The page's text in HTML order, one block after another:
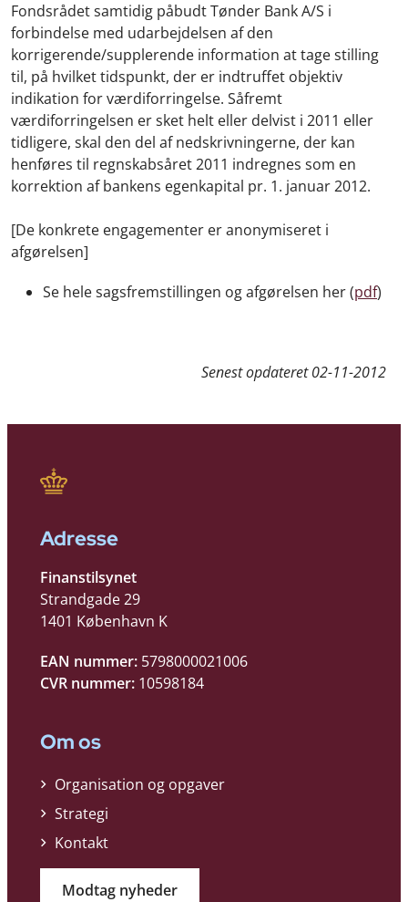
Fondsrådet samtidig påbudt Tønder Bank A/S i
forbindelse med udarbejdelsen af den
korrigerende/supplerende information at tage stilling
til, på hvilket tidspunkt, der er indtruffet objektiv
indikation for værdiforringelse. Såfremt
værdiforringelsen er sket helt eller delvist i 2011 eller
tidligere, skal den del af nedskrivningerne, der kan
henføres til regnskabsåret 2011 indregnes som en
korrektion af bankens egenkapital pr. 1. januar 2012.
[De konkrete engagementer er anonymiseret i
afgørelsen]
Se hele sagsfremstillingen og afgørelsen her (pdf)
Senest opdateret02-11-2012
Adresse
Finanstilsynet
Strandgade 29
1401 København K
EAN nummer: 5798000021006
CVR nummer: 10598184
Om os
Organisation og opgaver
Strategi
Kontakt
Modtag nyheder